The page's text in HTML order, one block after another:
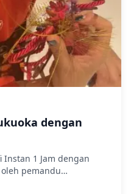
10 foto sesuai
tubuh, fitur wajah,
dengan
1 Jam dengan
pemandu
kamera digital Anda. 💙